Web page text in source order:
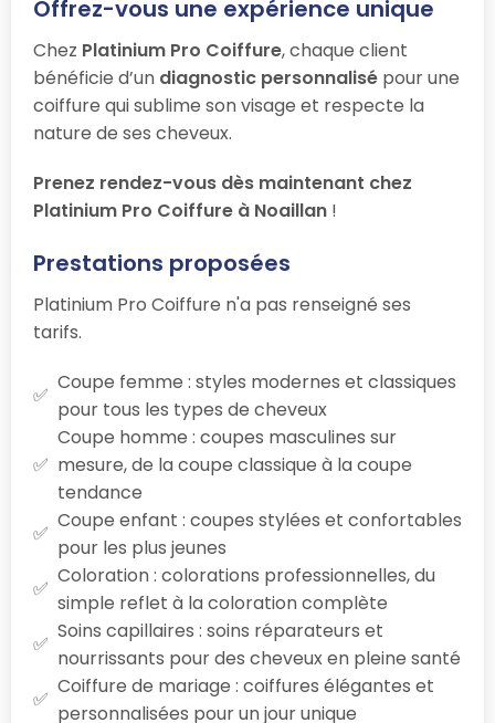
Offrez-vous une expérience unique
Chez Platinium Pro Coiffure, chaque client
bénéficie d’un diagnostic personnalisé pour une
coiffure qui sublime son visage et respecte la
nature de ses cheveux.
Prenez rendez-vous dès maintenant chez
Platinium Pro Coiffure à Noaillan !
Prestations proposées
Platinium Pro Coiffure n'a pas renseigné ses
tarifs.
Coupe femme : styles modernes et classiques
pour tous les types de cheveux
Coupe homme : coupes masculines sur
mesure, de la coupe classique à la coupe
tendance
Coupe enfant : coupes stylées et confortables
pour les plus jeunes
Coloration : colorations professionnelles, du
simple reflet à la coloration complète
Soins capillaires : soins réparateurs et
nourrissants pour des cheveux en pleine santé
Coiffure de mariage : coiffures élégantes et
personnalisées pour un jour unique